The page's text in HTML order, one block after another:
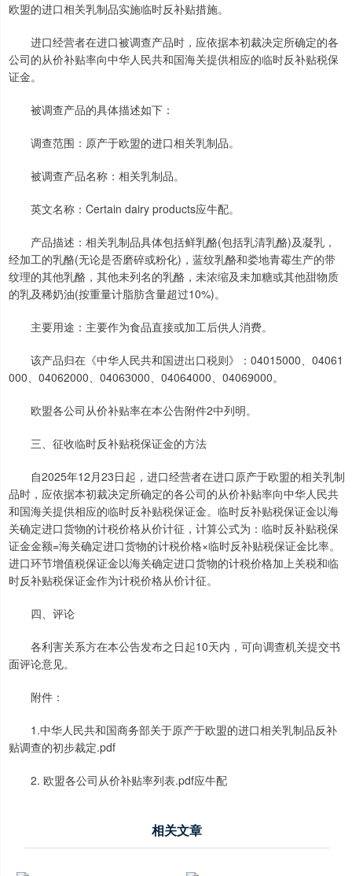
欧盟的进口相关乳制品实施临时反补贴措施。
进口经营者在进口被调查产品时，应依据本初裁决定所确定的各
公司的从价补贴率向中华人民共和国海关提供相应的临时反补贴税保
证金。
被调查产品的具体描述如下：
调查范围：原产于欧盟的进口相关乳制品。
被调查产品名称：相关乳制品。
英文名称：Certain dairy products应牛配。
产品描述：相关乳制品具体包括鲜乳酪(包括乳清乳酪)及凝乳，
经加工的乳酪(无论是否磨碎或粉化)，蓝纹乳酪和娄地青霉生产的带
纹理的其他乳酪，其他未列名的乳酪，未浓缩及未加糖或其他甜物质
的乳及稀奶油(按重量计脂肪含量超过10%)。
主要用途：主要作为食品直接或加工后供人消费。
该产品归在《中华人民共和国进出口税则》：04015000、04061
000、04062000、04063000、04064000、04069000。
欧盟各公司从价补贴率在本公告附件2中列明。
三、征收临时反补贴税保证金的方法
自2025年12月23日起，进口经营者在进口原产于欧盟的相关乳制
品时，应依据本初裁决定所确定的各公司的从价补贴率向中华人民共
和国海关提供相应的临时反补贴税保证金。临时反补贴税保证金以海
关确定进口货物的计税价格从价计征，计算公式为：临时反补贴税保
证金金额=海关确定进口货物的计税价格×临时反补贴税保证金比率。
进口环节增值税保证金以海关确定进口货物的计税价格加上关税和临
时反补贴税保证金作为计税价格从价计征。
四、评论
各利害关系方在本公告发布之日起10天内，可向调查机关提交书
面评论意见。
附件：
1.中华人民共和国商务部关于原产于欧盟的进口相关乳制品反补
贴调查的初步裁定.pdf
2. 欧盟各公司从价补贴率列表.pdf应牛配
相关文章